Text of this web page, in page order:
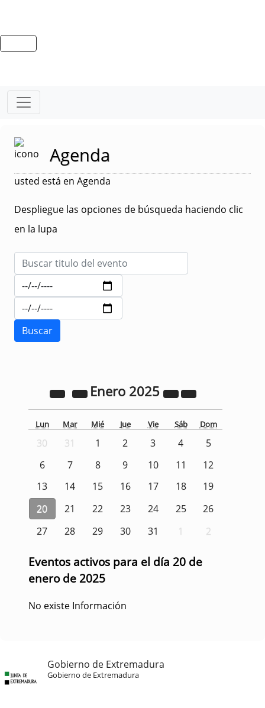
Agenda
usted está en Agenda
Despliegue las opciones de búsqueda haciendo clic
en la lupa
Enero 2025
Lun Mar Mié Jue Vie Sáb Dom
30 31 1 2 3 4
5
6
7 8 9 10 11
12
13
14 15 16 17 18
19
20
21 22 23 24 25
26
27
28 29 30 31 1 2
Eventos activos para el día 20 de
enero de 2025
No existe Información
Gobierno de Extremadura
Gobierno de Extremadura